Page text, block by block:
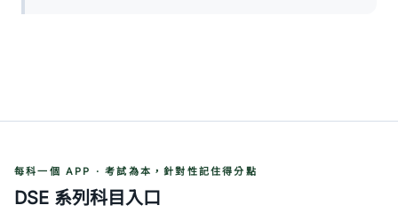
每科一個 APP · 考試為本，針對性記住得分點
DSE 系列科目入口